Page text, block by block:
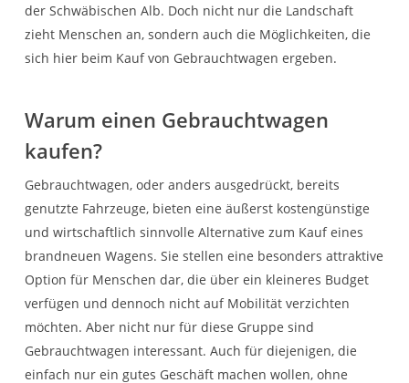
der Schwäbischen Alb. Doch nicht nur die Landschaft
zieht Menschen an, sondern auch die Möglichkeiten, die
sich hier beim Kauf von Gebrauchtwagen ergeben.
Warum einen Gebrauchtwagen
kaufen?
Gebrauchtwagen, oder anders ausgedrückt, bereits
genutzte Fahrzeuge, bieten eine äußerst kostengünstige
und wirtschaftlich sinnvolle Alternative zum Kauf eines
brandneuen Wagens. Sie stellen eine besonders attraktive
Option für Menschen dar, die über ein kleineres Budget
verfügen und dennoch nicht auf Mobilität verzichten
möchten. Aber nicht nur für diese Gruppe sind
Gebrauchtwagen interessant. Auch für diejenigen, die
einfach nur ein gutes Geschäft machen wollen, ohne